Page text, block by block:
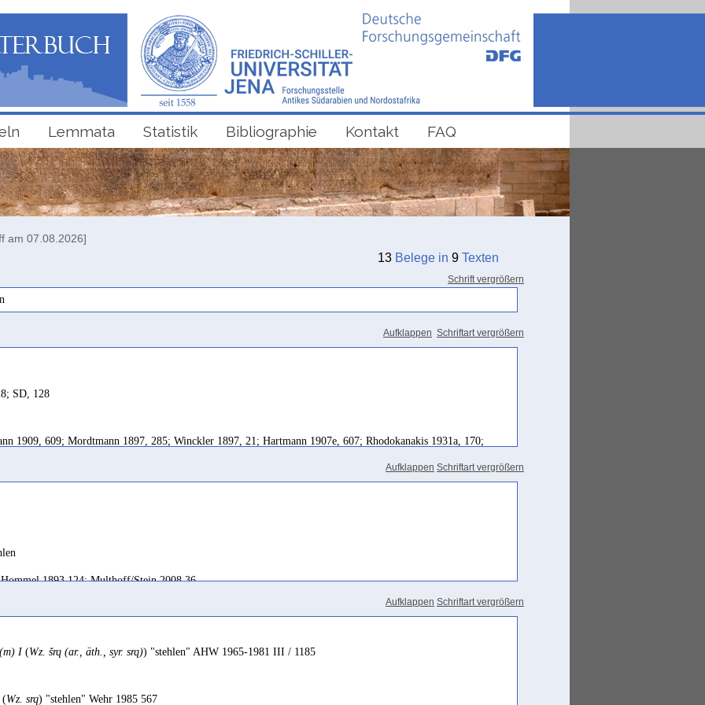
Lemmata Statistik Bibliographie Kontakt FAQ
am 07.08.2026]
13 Belege in 9 Texten
Schrift vergrößern
Aufklappen Schriftart vergrößern
SD, 128
1909, 609; Mordtmann 1897, 285; Winckler 1897, 21; Hartmann 1907e, 607; Rhodokanakis 1931a, 170;
61
surripuit
1931, 200
Aufklappen Schriftart vergrößern
Hommel 1893 124; Multhoff/Stein 2008 36
Aufklappen Schriftart vergrößern
I (Wz. šrq (ar., äth., syr. srq)) "stehlen" AHW 1965-1981 III / 1185
(Wz. srq) "stehlen" Wehr 1985 567